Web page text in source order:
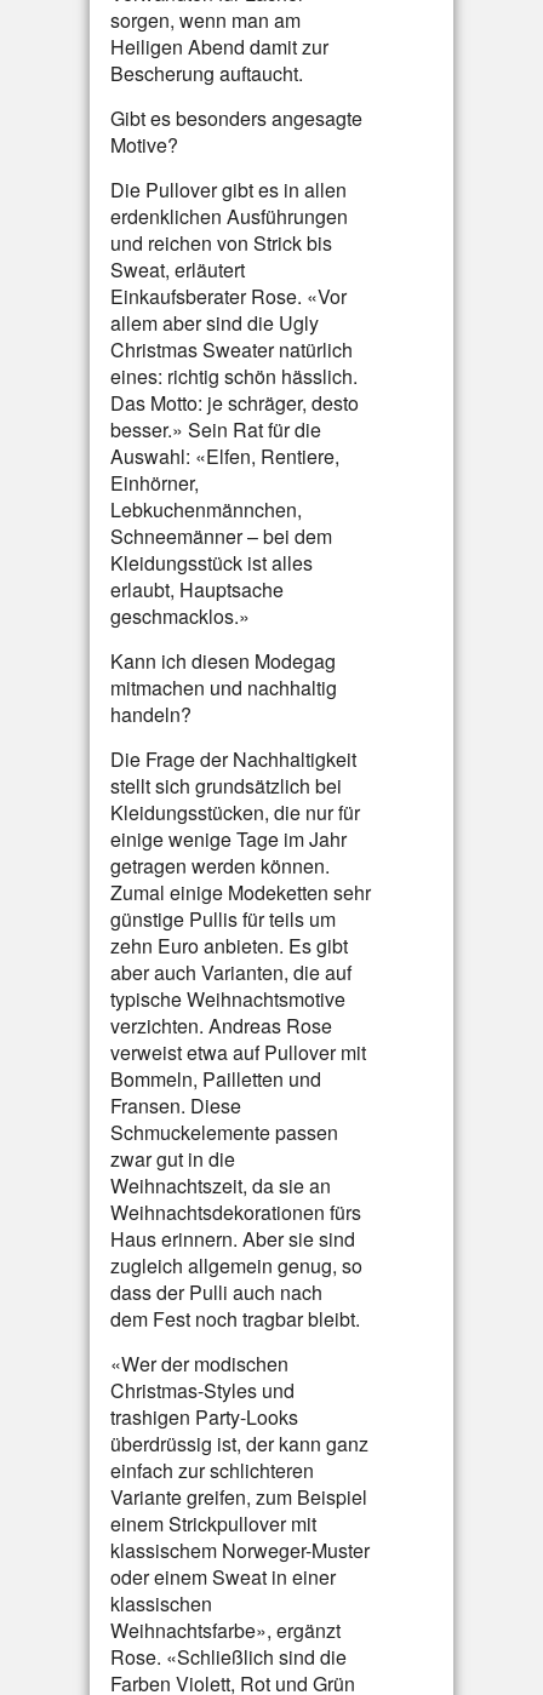
sorgen, wenn man am
Heiligen Abend damit zur
Bescherung auftaucht.
Gibt es besonders angesagte
Motive?
Die Pullover gibt es in allen
erdenklichen Ausführungen
und reichen von Strick bis
Sweat, erläutert
Einkaufsberater Rose. «Vor
allem aber sind die Ugly
Christmas Sweater natürlich
eines: richtig schön hässlich.
Das Motto: je schräger, desto
besser.» Sein Rat für die
Auswahl: «Elfen, Rentiere,
Einhörner,
Lebkuchenmännchen,
Schneemänner – bei dem
Kleidungsstück ist alles
erlaubt, Hauptsache
geschmacklos.»
Kann ich diesen Modegag
mitmachen und nachhaltig
handeln?
Die Frage der Nachhaltigkeit
stellt sich grundsätzlich bei
Kleidungsstücken, die nur für
einige wenige Tage im Jahr
getragen werden können.
Zumal einige Modeketten sehr
günstige Pullis für teils um
zehn Euro anbieten. Es gibt
aber auch Varianten, die auf
typische Weihnachtsmotive
verzichten. Andreas Rose
verweist etwa auf Pullover mit
Bommeln, Pailletten und
Fransen. Diese
Schmuckelemente passen
zwar gut in die
Weihnachtszeit, da sie an
Weihnachtsdekorationen fürs
Haus erinnern. Aber sie sind
zugleich allgemein genug, so
dass der Pulli auch nach
dem Fest noch tragbar bleibt.
«Wer der modischen
Christmas-Styles und
trashigen Party-Looks
überdrüssig ist, der kann ganz
einfach zur schlichteren
Variante greifen, zum Beispiel
einem Strickpullover mit
klassischem Norweger-Muster
oder einem Sweat in einer
klassischen
Weihnachtsfarbe», ergänzt
Rose. «Schließlich sind die
Farben Violett, Rot und Grün